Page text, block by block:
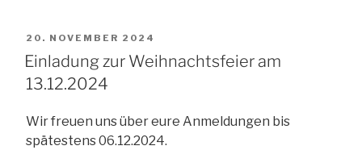
VERÖFFENTLICHT
AM
20. NOVEMBER 2024
Einladung zur Weihnachtsfeier am
13.12.2024
Wir freuen uns über eure Anmeldungen bis
spätestens 06.12.2024.